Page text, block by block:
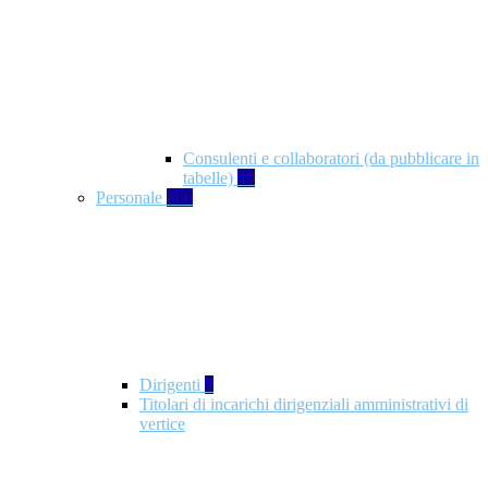
Consulenti e collaboratori (da pubblicare in
tabelle) 49
Personale 660
Dirigenti 1
Titolari di incarichi dirigenziali amministrativi di
vertice